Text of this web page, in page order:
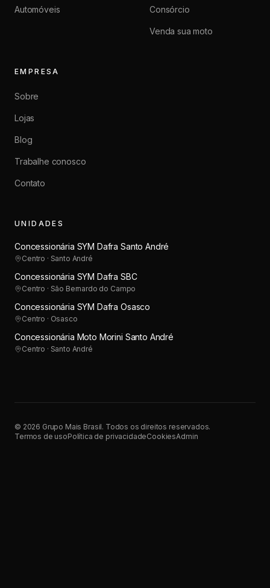
Automóveis Consórcio
Venda sua moto
EMPRESA
Sobre
Lojas
Blog
Trabalhe conosco
Contato
UNIDADES
Concessionária SYM Dafra Santo André
Centro · Santo André
Concessionária SYM Dafra SBC
Centro · São Bernardo do Campo
Concessionária SYM Dafra Osasco
Centro · Osasco
Concessionária Moto Morini Santo André
Centro · Santo André
© 2026 Grupo Mais Brasil. Todos os direitos reservados.
Termos de usoPolítica de privacidadeCookiesAdmin